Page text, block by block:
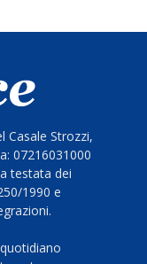
Casale Strozzi,
07216031000
testata dei
1990 e